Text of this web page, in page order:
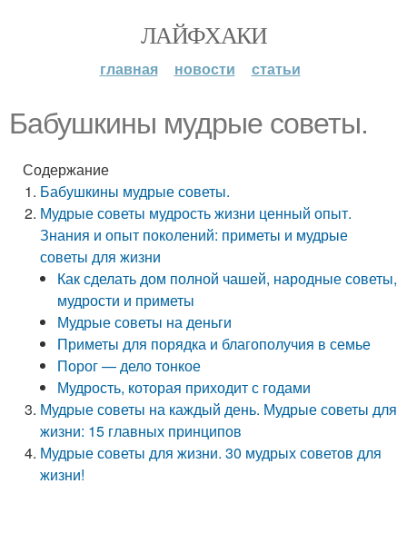
ЛАЙФХАКИ
главная новости статьи
Бабушкины мудрые советы.
Содержание
Бабушкины мудрые советы.
Мудрые советы мудрость жизни ценный опыт.
Знания и опыт поколений: приметы и мудрые
советы для жизни
Как сделать дом полной чашей, народные советы,
мудрости и приметы
Мудрые советы на деньги
Приметы для порядка и благополучия в семье
Порог — дело тонкое
Мудрость, которая приходит с годами
Мудрые советы на каждый день. Мудрые советы для
жизни: 15 главных принципов
Мудрые советы для жизни. 30 мудрых советов для
жизни!